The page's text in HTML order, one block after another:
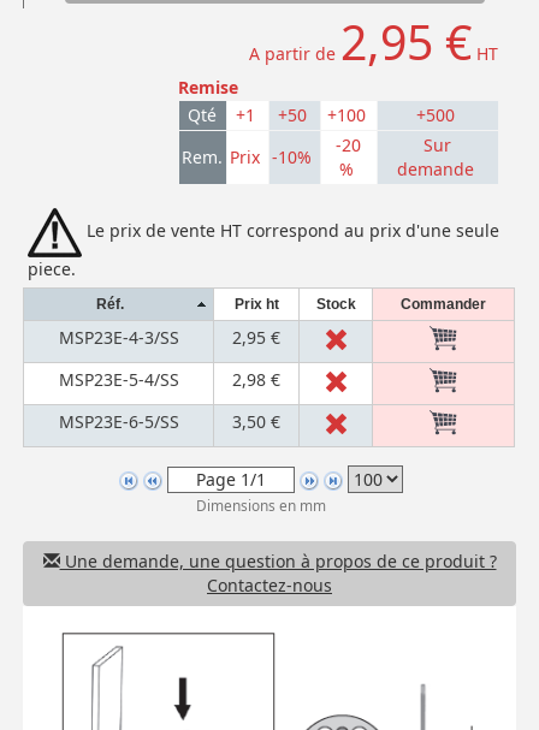
A partir de 2,95 € HT
Remise
Qté
+1 +50 +100
+500
Rem. Prix -10%
-20
%
Sur
demande
Le prix de vente HT correspond au prix d'une seule
piece.
Réf. Prix ht Stock Commander
MSP23E-4-3/SS
2,95 €
MSP23E-5-4/SS
2,98 €
MSP23E-6-5/SS
3,50 €
Dimensions en mm
Une demande, une question à propos de ce produit ?
Contactez-nous